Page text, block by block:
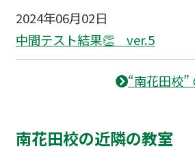
2024年06月02日
中間テスト結果👏 ver.5
“南花田校”
南花田校の近隣の教室